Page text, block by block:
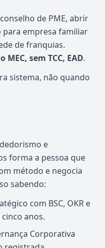
de PME, abrir
empresa familiar
de franquias.
sem TCC, EAD.
sistema, não quando
e
forma a pessoa que
método e negocia
sabendo:
com BSC, OKR e
anos.
Corporativa